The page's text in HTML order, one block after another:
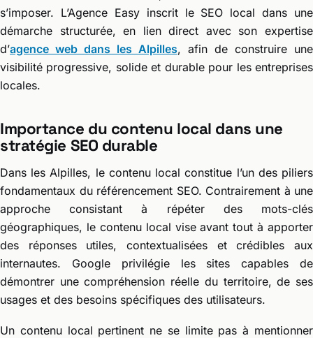
s’imposer. L’Agence Easy inscrit le SEO local dans une
démarche structurée, en lien direct avec son expertise
d’agence web dans les Alpilles, afin de construire une
visibilité progressive, solide et durable pour les entreprises
locales.
Importance du contenu local dans une
stratégie SEO durable
Dans les Alpilles, le contenu local constitue l’un des piliers
fondamentaux du référencement SEO. Contrairement à une
approche consistant à répéter des mots-clés
géographiques, le contenu local vise avant tout à apporter
des réponses utiles, contextualisées et crédibles aux
internautes. Google privilégie les sites capables de
démontrer une compréhension réelle du territoire, de ses
usages et des besoins spécifiques des utilisateurs.
Un contenu local pertinent ne se limite pas à mentionner